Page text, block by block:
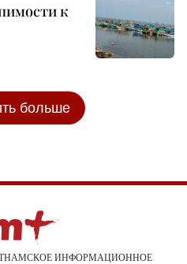
к
больше
ИНФОРМАЦИОННОЕ